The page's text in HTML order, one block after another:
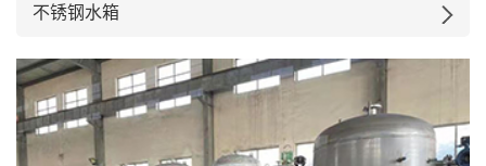
不锈钢水箱